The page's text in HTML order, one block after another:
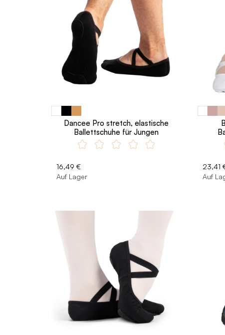
Dancee Pro stretch, elastische
Ballettschuhe für Jungen
16,49 €
Auf Lager
23,41
Auf